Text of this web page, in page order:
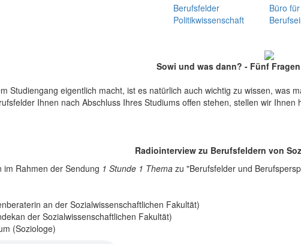
Berufsfelder
Politikwissenschaft
Büro
Sowi und was dann? - Fünf
Studiengang eigentlich macht, ist es natürlich auch wichtig zu wissen, was
Ihnen nach Abschluss Ihres Studiums offen stehen, stellen wir
Radiointerview zu Berufsfeldern von
im Rahmen der Sendung 1 Stunde 1 Thema zu "Berufsfelder und
an der Sozialwissenschaftlichen Fakultät)
der Sozialwissenschaftlichen Fakultät)
(Soziologe)